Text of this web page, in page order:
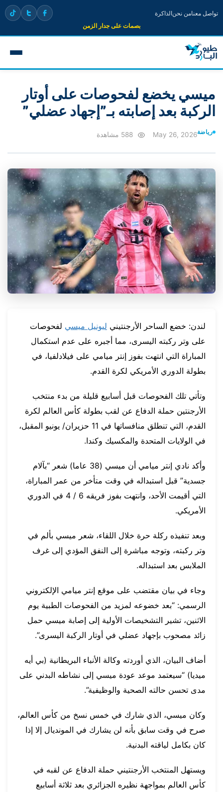
تواصل معنامن نحنالذاكرة
بصمات على جدار الزمن
ميسي يخضع لفحوصات على أوتار
الركبة بعد إصابته بـ”إجهاد عضلي”
رياضةMay 26, 2026 588 مشاهدة
لندن: خضع الساحر الأرجنتيني ليونيل ميسي لفحوصات
على وتر ركبته اليسرى، مما أجبره على عدم استكمال
المباراة التي انتهت بفوز إنتر ميامي على فيلادلفيا، في
بطولة الدوري الأمريكي لكرة القدم.
وتأتي تلك الفحوصات قبل أسابيع قليلة من بدء منتخب
الأرجنتين حملة الدفاع عن لقب بطولة كأس العالم لكرة
القدم، التي تنطلق منافساتها في 11 حزيران/ يونيو المقبل،
في الولايات المتحدة والمكسيك وكندا.
وأكد نادي إنتر ميامي أن ميسي (38 عاما) شعر “بآلام
جسدية” قبل استبداله في وقت متأخر من عمر المباراة،
التي أقيمت الأحد، وانتهت بفوز فريقه 6 / 4 في الدوري
الأمريكي.
وبعد تنفيذه ركلة حرة خلال اللقاء، شعر ميسي بألم في
وتر ركبته، وتوجه مباشرة إلى النفق المؤدي إلى غرف
الملابس بعد استبداله.
وجاء في بيان مقتضب على موقع إنتر ميامي الإلكتروني
الرسمي: “بعد خضوعه لمزيد من الفحوصات الطبية يوم
الاثنين، تشير التشخيصات الأولية إلى إصابة ميسي حمل
زائد مصحوب بإجهاد عضلي في أوتار الركبة اليسرى”.
أضاف البيان، الذي أوردته وكالة الأنباء البريطانية (بي أيه
ميديا) “سيعتمد موعد عودة ميسي إلى نشاطه البدني على
مدى تحسن حالته الصحية والوظيفية”.
وكان ميسي، الذي شارك في خمس نسخ من كأس العالم،
صرح في وقت سابق بأنه لن يشارك في المونديال إلا إذا
كان بكامل لياقته البدنية.
ويستهل المنتخب الأرجنتيني حملة الدفاع عن لقبه في
كأس العالم بمواجهة نظيره الجزائري بعد ثلاثة أسابيع